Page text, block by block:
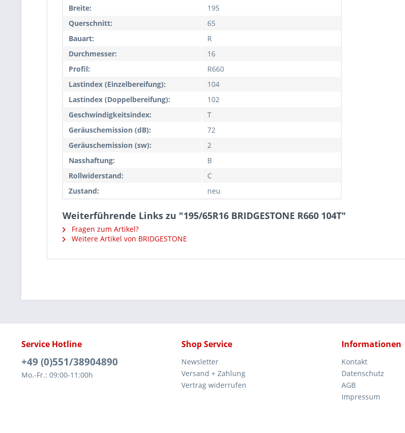
Breite:
195
Querschnitt:
65
Bauart:
R
Durchmesser:
16
Profil:
R660
Lastindex (Einzelbereifung):
104
Lastindex (Doppelbereifung):
102
Geschwindigkeitsindex:
T
Geräuschemission (dB):
72
Geräuschemission (sw):
2
Nasshaftung:
B
Rollwiderstand:
C
Zustand:
neu
Weiterführende Links zu "195/65R16 BRIDGESTONE R660 104T"
Fragen zum Artikel?
Weitere Artikel von BRIDGESTONE
Service Hotline
+49 (0)551/38904890
Mo.-Fr.: 09:00-11:00h
Shop Service
Newsletter
Versand + Zahlung
Vertrag widerrufen
Informationen
Kontakt
Datenschutz
AGB
Impressum